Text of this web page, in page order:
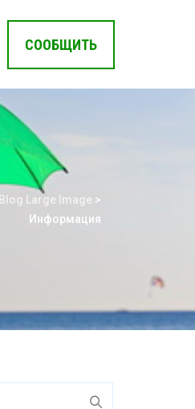
СООБЩИТЬ
Blog Large Image >
Информация